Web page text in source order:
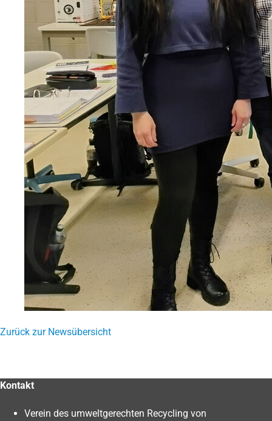
Zurück zur Newsübersicht
Kontakt
Verein des umweltgerechten Recycling von